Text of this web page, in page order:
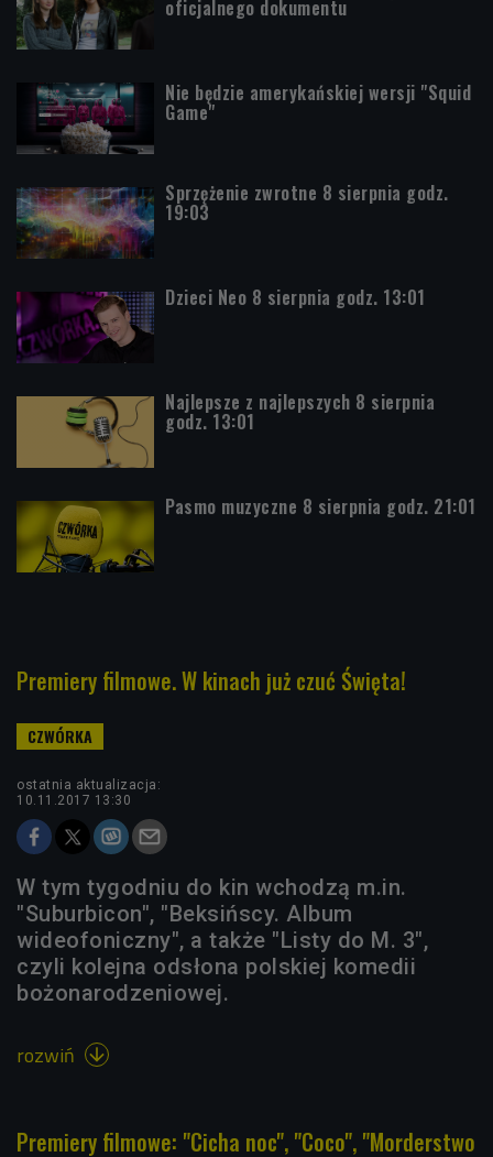
oficjalnego dokumentu
Nie będzie amerykańskiej wersji "Squid
Game"
Sprzężenie zwrotne 8 sierpnia godz.
19:03
Dzieci Neo 8 sierpnia godz. 13:01
Najlepsze z najlepszych 8 sierpnia
godz. 13:01
Pasmo muzyczne 8 sierpnia godz. 21:01
Premiery filmowe. W kinach już czuć Święta!
ostatnia aktualizacja:
10.11.2017 13:30
W tym tygodniu do kin wchodzą m.in.
"Suburbicon", "Beksińscy. Album
wideofoniczny", a także "Listy do M. 3",
czyli kolejna odsłona polskiej komedii
bożonarodzeniowej.
rozwiń 
Premiery filmowe: "Cicha noc", "Coco", "Morderstwo